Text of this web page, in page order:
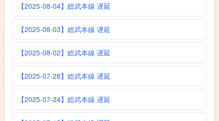
【2025-08-04】総武本線 遅延
【2025-08-03】総武本線 遅延
【2025-08-02】総武本線 遅延
【2025-07-28】総武本線 遅延
【2025-07-24】総武本線 遅延